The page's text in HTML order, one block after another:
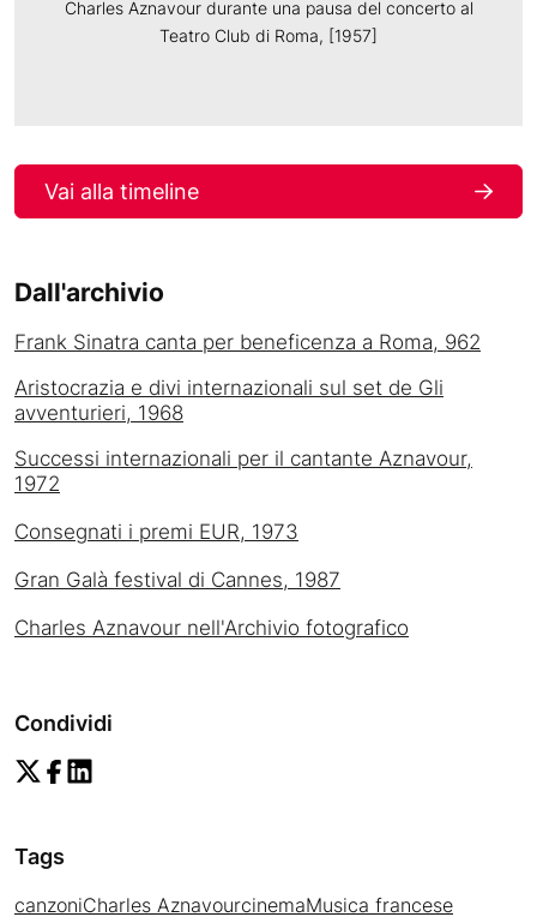
Charles Aznavour durante una pausa del concerto al
Teatro Club di Roma, [1957]
Vai alla timeline
Dall'archivio
Frank Sinatra canta per beneficenza a Roma, 962
Aristocrazia e divi internazionali sul set de Gli
avventurieri, 1968
Successi internazionali per il cantante Aznavour,
1972
Consegnati i premi EUR, 1973
Gran Galà festival di Cannes, 1987
Charles Aznavour nell'Archivio fotografico
Condividi
Tags
canzoniCharles AznavourcinemaMusica francese